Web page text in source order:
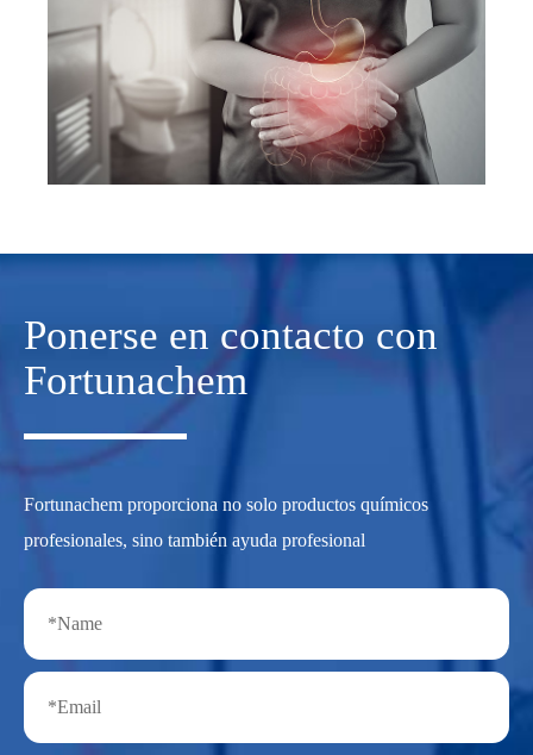
Ponerse en contacto con
Fortunachem
Fortunachem proporciona no solo productos químicos
profesionales, sino también ayuda profesional